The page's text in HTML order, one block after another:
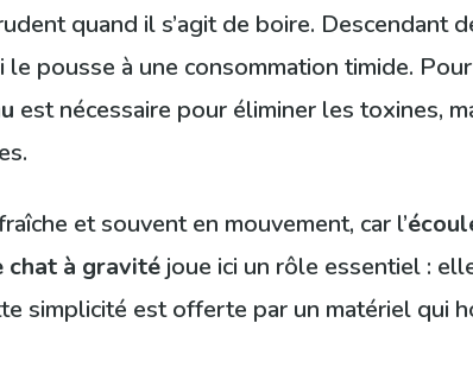
quand il s’agit de boire. Descendant
le pousse à une consommation timide.
est nécessaire pour éliminer les toxines,
et souvent en mouvement, car l’
chat à gravité joue ici un rôle essentiel :
simplicité est offerte par un matériel qui